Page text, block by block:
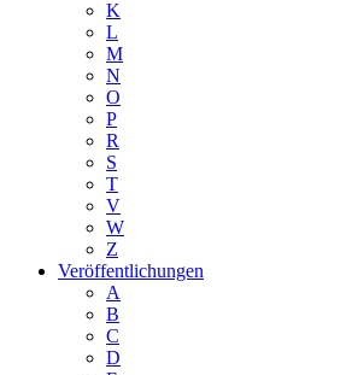
K
L
M
N
O
P
R
S
T
V
W
Z
Veröffentlichungen
A
B
C
D